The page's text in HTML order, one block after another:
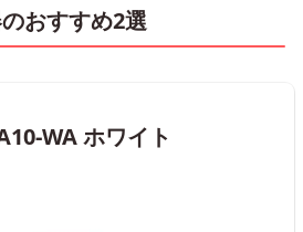
おすすめ2選
WA ホワイト